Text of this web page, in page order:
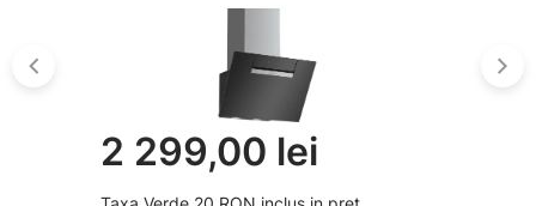
2 299,00 lei